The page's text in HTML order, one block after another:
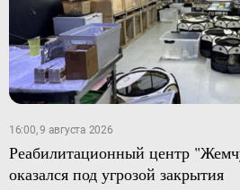
16:00, 9 августа 2026
Реабилитационный центр
оказался под угрозой закрытия